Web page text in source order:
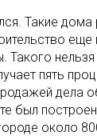
Такие дома
Такого
пять
дела
был
около